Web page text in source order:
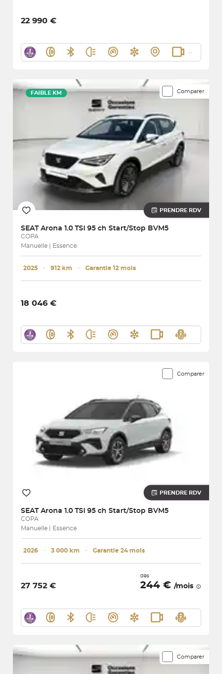
22 990 €
Comparer
FAIBLE KM
PRENDRE RDV
SEAT Arona 1.0 TSI 95 ch Start/Stop BVM5
COPA
Manuelle | Essence
2025 ･ 912 km ･ Garantie 12 mois
18 046 €
Comparer
PRENDRE RDV
SEAT Arona 1.0 TSI 95 ch Start/Stop BVM5
COPA
Manuelle | Essence
2026 ･ 3 000 km ･ Garantie 24 mois
27 752 €
dès
244 € /mois
Comparer